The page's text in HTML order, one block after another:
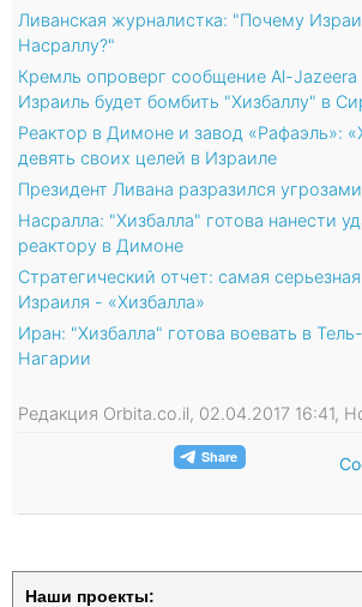
Ливанская журналистка: "Почему
Насраллу?"
Кремль опроверг сообщение Al-Jazeera
Израиль будет бомбить "Хизбаллу" в
Реактор в Димоне и завод «Рафаэль»:
девять своих целей в Израиле
Президент Ливана разразился
Насралла: "Хизбалла" готова нанести
реактору в Димоне
Стратегический отчет: самая
Израиля - «Хизбалла»
Иран: "Хизбалла" готова воевать в
Нагарии
Редакция Orbita.co.il, 02.04.2017 16:41,
Наши проекты: